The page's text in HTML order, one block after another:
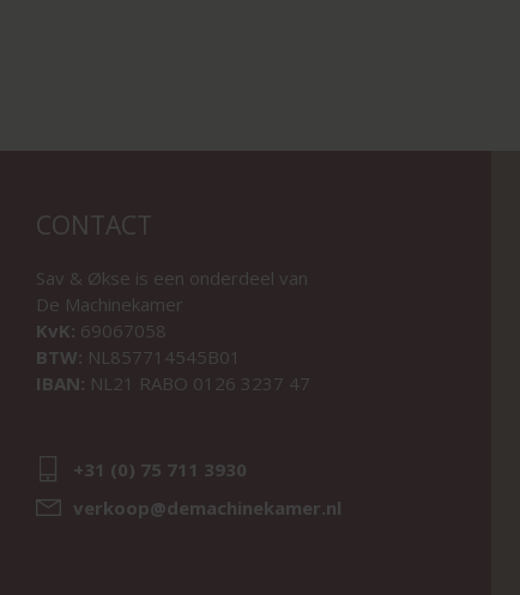
CONTACT
Sav & Økse is een onderdeel van
De Machinekamer
KvK: 69067058
BTW: NL857714545B01
IBAN: NL21 RABO 0126 3237 47
+31 (0) 75 711 3930
verkoop@demachinekamer.nl